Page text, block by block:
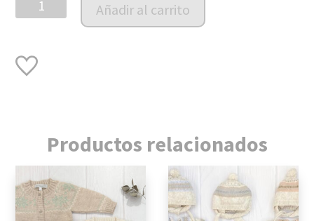
Daniel
ML
Celeste
Añadir al carrito
Productos relacionados